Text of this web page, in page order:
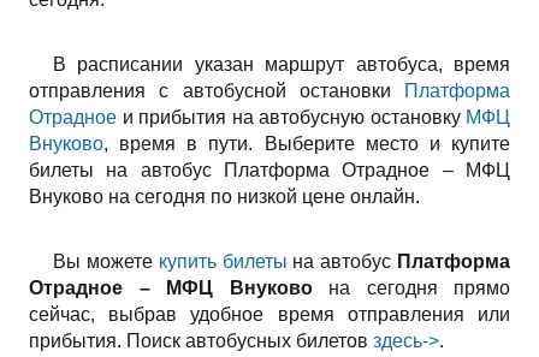
В расписании указан маршрут автобуса, время
отправления с автобусной остановки
Платформа
Отрадное и прибытия на автобусную остановку МФЦ
Внуково, время в пути. Выберите место и купите
билеты на автобус Платформа Отрадное – МФЦ
Внуково на сегодня по низкой цене онлайн.
Вы можете купить билеты на автобус Платформа
Отрадное – МФЦ Внуковона сегодня прямо
сейчас, выбрав удобное время отправления или
прибытия. Поиск автобусных билетов здесь->.